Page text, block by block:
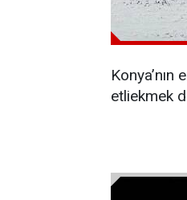
etliekmek